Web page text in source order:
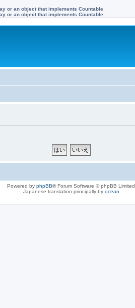
or an object that implements Countable
or an object that implements Countable
Powered by phpBB® Forum Software © phpBB Limited
Japanese translation principally by ocean